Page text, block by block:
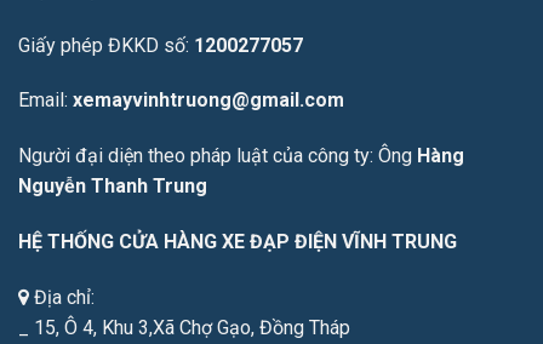
Giấy phép ĐKKD số: 1200277057
Email: xemayvinhtruong@gmail.com
Người đại diện theo pháp luật của công ty: Ông Hàng
Nguyễn Thanh Trung
HỆ THỐNG CỬA HÀNG XE ĐẠP ĐIỆN VĨNH TRUNG
Địa chỉ:
_ 15, Ô 4, Khu 3,Xã Chợ Gạo, Đồng Tháp